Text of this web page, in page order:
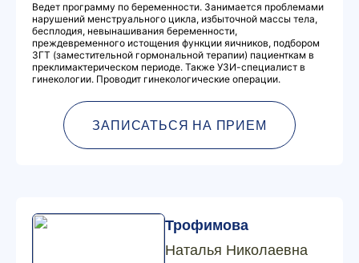
Ведет программу по беременности. Занимается проблемами
нарушений менструального цикла, избыточной массы тела,
бесплодия, невынашивания беременности,
преждевременного истощения функции яичников, подбором
ЗГТ (заместительной гормональной терапии) пациенткам в
преклимактерическом периоде. Также УЗИ-специалист в
гинекологии. Проводит гинекологические операции.
ЗАПИСАТЬСЯ НА ПРИЕМ
Трофимова
Наталья Николаевна